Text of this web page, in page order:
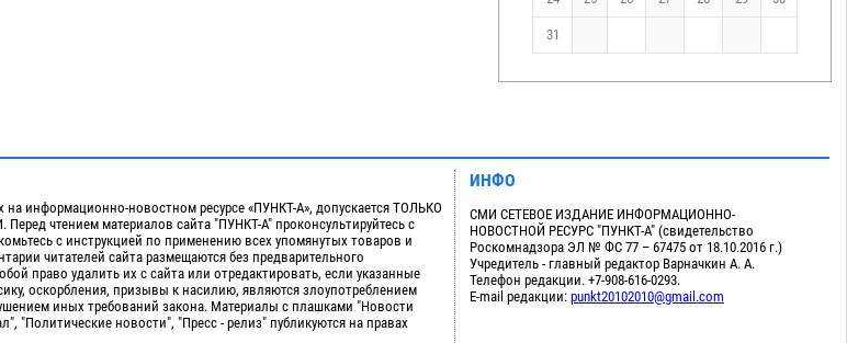
31
информационно-новостном ресурсе «ПУНКТ-А», допускается ТОЛЬКО
чтением материалов сайта "ПУНКТ-А" проконсультируйтесь с
с инструкцией по применению всех упомянутых товаров и
читателей сайта размещаются без предварительного
право удалить их с сайта или отредактировать, если указанные
оскорбления, призывы к насилию, являются злоупотреблением
иных требований закона. Материалы с плашками "Новости
"Политические новости", "Пресс - релиз" публикуются на правах
ИНФО
СМИ СЕТЕВОЕ ИЗДАНИЕ ИНФОРМАЦИОННО-
НОВОСТНОЙ РЕСУРС "ПУНКТ-А" (свидетельство
Роскомнадзора ЭЛ № ФС 77 – 67475 от 18.10.2016 г.)
Учредитель - главный редактор Варначкин А. А.
Телефон редакции. +7-908-616-0293.
E-mail редакции: punkt20102010@gmail.com